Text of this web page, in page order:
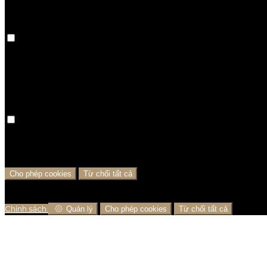
Cho phép cookies Từ chối tất cả
Chính sách Quản lý Cho phép cookies Từ chối tất cả